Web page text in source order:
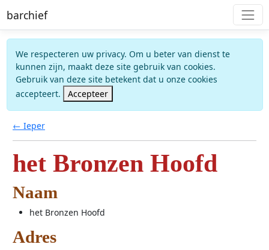
barchief
We respecteren uw privacy. Om u beter van dienst te
kunnen zijn, maakt deze site gebruik van cookies.
Gebruik van deze site betekent dat u onze cookies
accepteert.
Accepteer
← Ieper
het Bronzen Hoofd
Naam
het Bronzen Hoofd
Adres